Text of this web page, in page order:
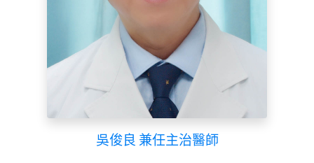
吳俊良 兼任主治醫師